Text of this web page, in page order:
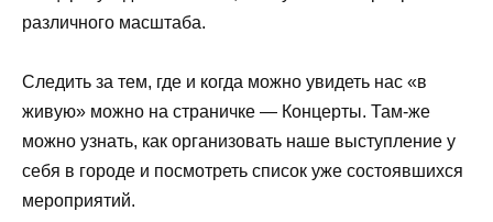
различного масштаба.
Следить за тем, где и когда можно увидеть нас «в
живую» можно на страничке — Концерты. Там-же
можно узнать, как организовать наше выступление у
себя в городе и посмотреть список уже состоявшихся
мероприятий.